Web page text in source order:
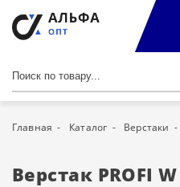
Главная Каталог Верстаки
Верстак PROFI